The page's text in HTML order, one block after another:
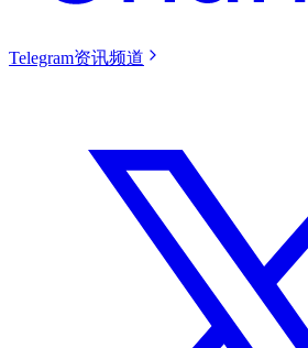
Telegram资讯频道